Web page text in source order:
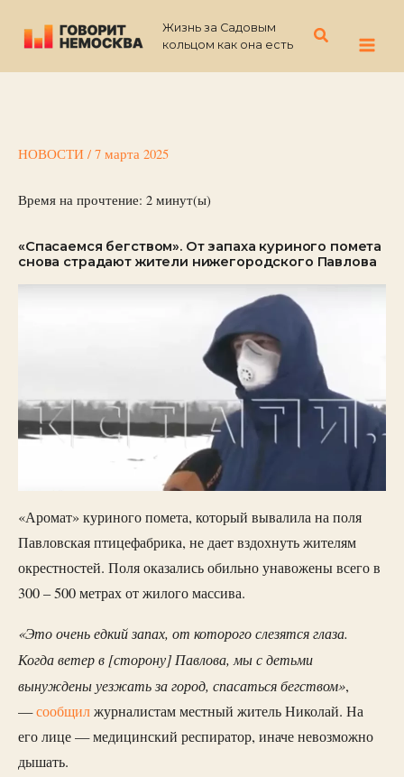
содержимому
Жизнь за Садовым
кольцом как она есть
Поиск
НОВОСТИ / 7 марта 2025
Время на прочтение: 2 минут(ы)
«Спасаемся бегством». От запаха куриного помета
снова страдают жители нижегородского Павлова
«Аромат» куриного помета, который вывалила на поля
Павловская птицефабрика, не дает вздохнуть жителям
окрестностей. Поля оказались обильно унавожены всего в
300 – 500 метрах от жилого массива.
«Это очень едкий запах, от которого слезятся глаза.
Когда ветер в [сторону] Павлова, мы с детьми
вынуждены уезжать за город, спасаться бегством»,
—сообщилжурналистам местный житель Николай. На
его лице — медицинский респиратор, иначе невозможно
дышать.